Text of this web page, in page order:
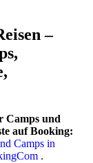
–
Camps und
auf Booking:
Camps in
.